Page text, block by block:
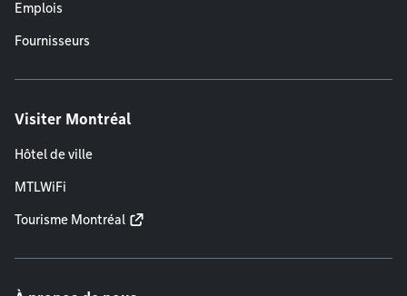
Emplois
Fournisseurs
Visiter Montréal
Hôtel de ville
MTLWiFi
Tourisme Montréal